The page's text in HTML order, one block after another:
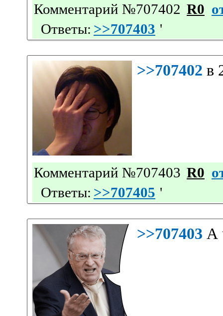
Комментарий №707402 R0
Ответы: >>707403 '
>>707402 в
Комментарий №707403 R0
Ответы: >>707405 '
>>707403 А